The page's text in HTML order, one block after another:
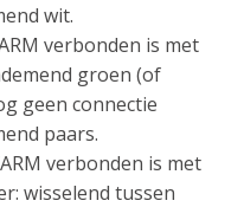
wit.
verbonden is met
groen (of
geen connectie
paars.
verbonden is met
wisselend tussen